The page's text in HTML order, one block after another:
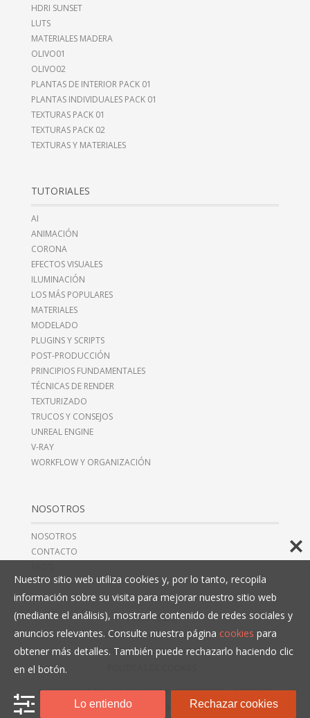
HDRI SUNSET
LUTS
MATERIALES MADERA
OLIVO01
OLIVO02
PLANTAS DE INTERIOR PACK 01
PLANTAS INDIVIDUALES PACK 01
TEXTURAS PACK 01
TEXTURAS PACK 02
TEXTURAS Y MATERIALES
TUTORIALES
AI
ANIMACIÓN
CORONA
EFECTOS VISUALES
ILUMINACIÓN
LOS MÁS POPULARES
MATERIALES
MODELADO
PLUGINS Y SCRIPTS
POST-PRODUCCIÓN
PRINCIPIOS FUNDAMENTALES
TÉCNICAS DE RENDER
TEXTURIZADO
TRUCOS Y CONSEJOS
UNREAL ENGINE
V-RAY
WORKFLOW Y ORGANIZACIÓN
NOSOTROS
NOSOTROS
CONTACTO
AVISO LEGAL
TÉRMINOS Y CONDICIONES
POLÍTICAS DE PRIVACIDAD
© COPYRIGHT 2016, 3D COLLECTIVE, CIF B10466993,+34 914 497
279. TODOS LOS DERECHOS RESERVADOS.
Nuestro sitio web utiliza cookies y, por lo tanto, recopila
información sobre su visita para mejorar nuestro sitio web
(mediante el análisis), mostrarle contenido de redes sociales y
anuncios relevantes. Consulte nuestra página cookies para
obtener más detalles. También puede rechazarlo haciendo clic
en el botón.
Lo entiendo Rechazar cookies